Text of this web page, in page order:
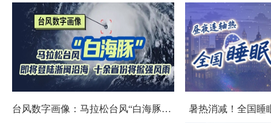
台风数字画像：马拉松台风“白海豚”将影响十余省份 暑热消减！全国睡